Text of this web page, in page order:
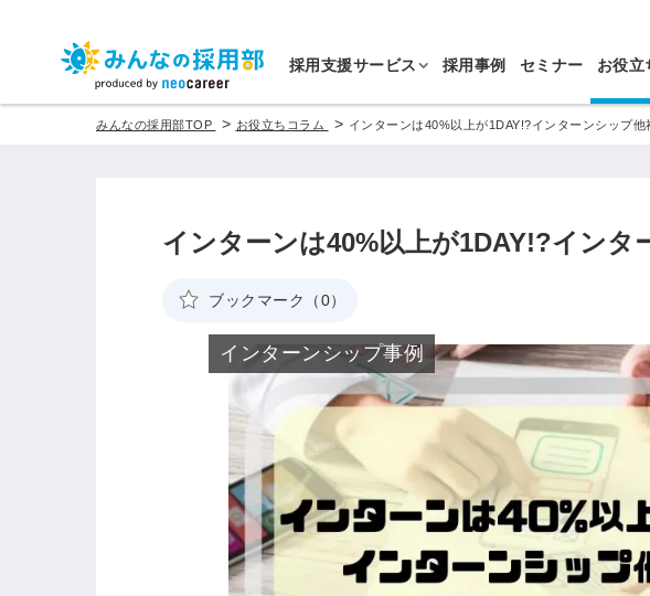
採用支援サービス 採用事例 セミナー お役立
みんなの採用部TOP > お役立ちコラム > インターンは40%以上が1DAY!?インターンシップ他
インターンは40%以上が1DAY!?インタ
ブックマーク（0）
インターンシップ事例